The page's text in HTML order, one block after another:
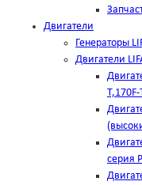
Двигатели
Генераторы
Двигатели
серия